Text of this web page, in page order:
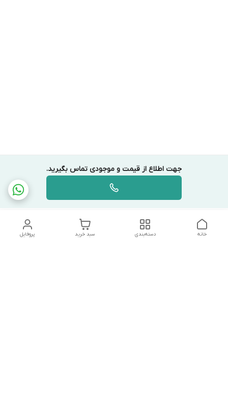
جهت اطلاع از قیمت و موجودی تماس بگیرید.
پروفایل سبد خرید دسته‌بندی خانه